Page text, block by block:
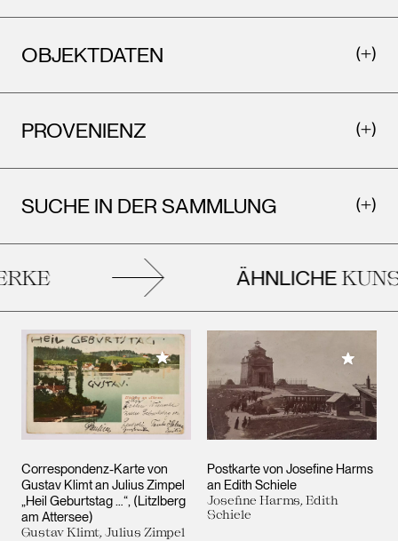
OBJEKTDATEN
PROVENIENZ
SUCHE IN DER SAMMLUNG
ÄHNLICHE
Correspondenz-Karte von
Gustav Klimt an Julius Zimpel
„Heil Geburtstag …“, (Litzlberg
am Attersee)
Gustav Klimt, Julius Zimpel
Meiner Sammlung hinzufügen
Postkarte von Josefine Harms
an Edith Schiele
Josefine Harms, Edith
Schiele
Meiner